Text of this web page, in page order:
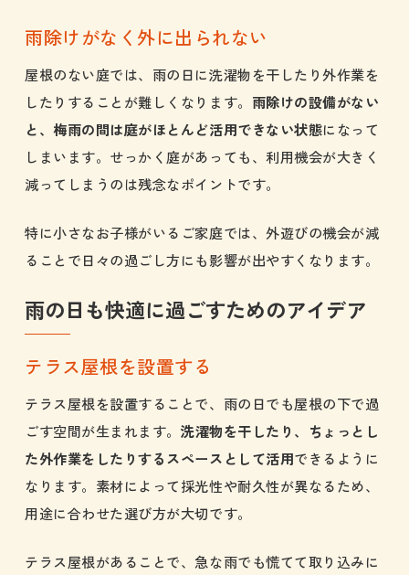
雨除けがなく外に出られない
屋根のない庭では、雨の日に洗濯物を干したり外作業を
したりすることが難しくなります。 雨除けの設備がない
と、梅雨の間は庭がほとんど活用できない状態になって
しまいます。せっかく庭があっても、利用機会が大きく
減ってしまうのは残念なポイントです。
特に小さなお子様がいるご家庭では、外遊びの機会が減
ることで日々の過ごし方にも影響が出やすくなります。
雨の日も快適に過ごすためのアイデア
テラス屋根を設置する
テラス屋根を設置することで、雨の日でも屋根の下で過
ごす空間が生まれます。 洗濯物を干したり、ちょっとし
た外作業をしたりするスペースとして活用できるように
なります。素材によって採光性や耐久性が異なるため、
用途に合わせた選び方が大切です。
テラス屋根があることで、急な雨でも慌てて取り込みに